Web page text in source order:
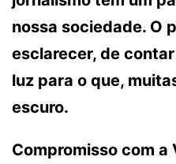
nossa sociedade. O
esclarecer, de
luz para o que,
escuro.
Compromisso com a